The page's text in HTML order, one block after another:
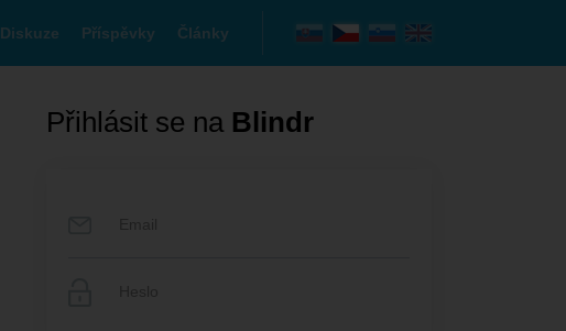
Diskuze Příspěvky Články
Přihlásit se na Blindr